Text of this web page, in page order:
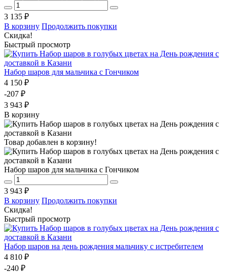
3 135 ₽
В корзину Продолжить покупки
Скидка!
Быстрый просмотр
Набор шаров для мальчика с Гончиком
4 150 ₽
-207 ₽
3 943 ₽
В корзину
Товар добавлен в корзину!
Набор шаров для мальчика с Гончиком
3 943 ₽
В корзину Продолжить покупки
Скидка!
Быстрый просмотр
Набор шаров на день рождения мальчику с истребителем
4 810 ₽
-240 ₽